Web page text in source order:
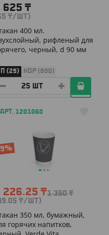
625 ₸
₸/ШТ)
400 мл.
рифленый для
черный, d 90 мм
(25) КОР (500)
АРТ. 1201060
226.25 ₸1 350₸
₸/ШТ)
350 мл, бумажный,
горячих напитков,